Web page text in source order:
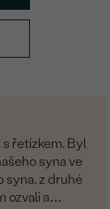
řetízkem. Byl
syna ve
syna, z druhé
ozvali a